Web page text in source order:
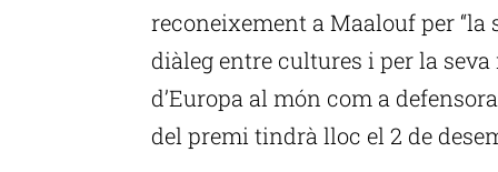
reconeixement a Maalouf per
diàleg entre cultures i per la
d’Europa al món com a
del premi tindrà lloc el 2 de